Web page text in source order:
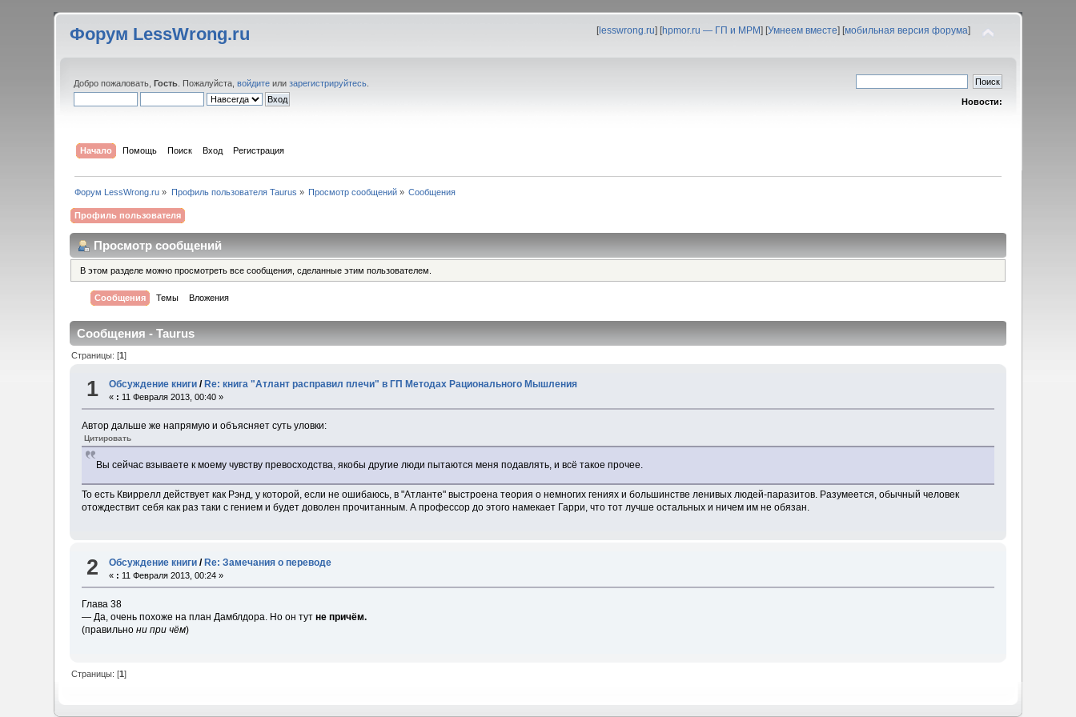
Форум LessWrong.ru [lesswrong.ru] [hpmor.ru — ГП и МРМ] [Умнеем вместе] [мобильная версия форума]
Добро пожаловать,Гость . Пожалуйста,войдите илизарегистрируйтесь
Новости:
Начало Помощь Поиск Вход Регистрация
Форум LessWrong.ru » Профиль пользователя Taurus » Просмотр сообщений » Сообщения
Профиль пользователя
Просмотр сообщений
В этом разделе можно просмотреть все сообщения, сделанные этим пользователем.
Сообщения Темы Вложения
Сообщения - Taurus
Страницы: [1]
1 Обсуждение книги / Re: книга "Атлант расправил плечи" в ГП Методах Рационального Мышления
« : 11 Февраля 2013, 00:40 »
Автор дальше же напрямую и объясняет суть уловки:
Цитировать
Вы сейчас взываете к моему чувству превосходства, якобы другие люди пытаются меня подавлять, и всё такое прочее.
То есть Квиррелл действует как Рэнд, у которой, если не ошибаюсь, в "Атланте" выстроена теория о немногих гениях и большинстве ленивых людей-паразитов. Разумеется, обычный человек
отождествит себя как раз таки с гением и будет доволен прочитанным. А профессор до этого намекает Гарри, что тот лучше остальных и ничем им не обязан.
2 Обсуждение книги / Re: Замечания о переводе
« : 11 Февраля 2013, 00:24 »
Глава 38
— Да, очень похоже на план Дамблдора. Но он тутне причём.
(правильнони при чём)
Страницы: [1]